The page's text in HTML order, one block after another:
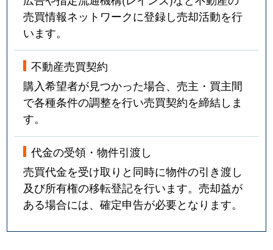
売買情報ネットワークに登録し売却活動を行
います。
不動産売買契約
購入希望者が見つかった場合、売主・買主間
で各種条件の調整を行い売買契約を締結しま
す。
代金の受領・物件引渡し
売買代金を受け取りと同時に物件の引き渡し
及び所有権の移転登記を行います。売却益が
ある場合には、確定申告が必要となります。